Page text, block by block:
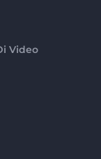
Video